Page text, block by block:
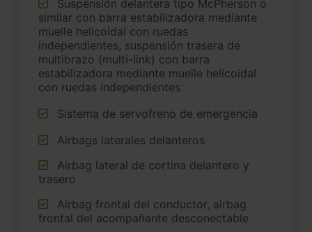
similar con barra estabilizadora mediante
muelle helicoidal con ruedas
independientes, suspensión trasera de
multibrazo (multi-link) con barra
estabilizadora mediante muelle helicoidal
con ruedas independientes
Sistema de servofreno de emergencia
Airbags laterales delanteros
trasero
frontal del acompañante desconectable